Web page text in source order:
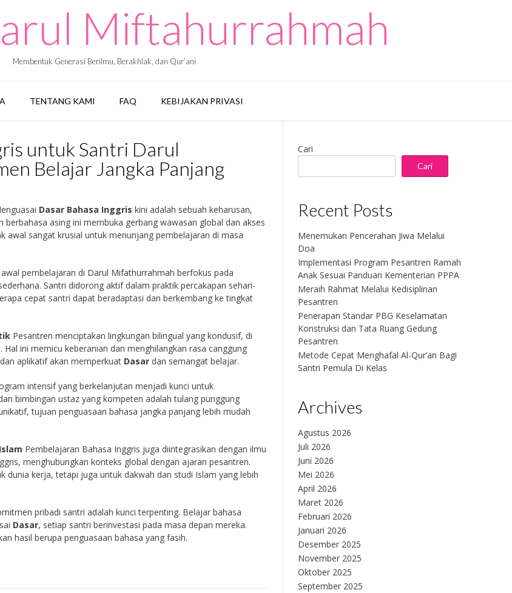
Miftahurrahmah
Membentuk Generasi Berilmu, Berakhlak, dan Qur’ani
TENTANG KAMI FAQ KEBIJAKAN PRIVASI
untuk Santri Darul
Belajar Jangka Panjang
Dasar Bahasa Inggris kini adalah sebuah keharusan,
berbahasa asing ini membuka gerbang wawasan global dan akses
awal sangat krusial untuk menunjang pembelajaran di masa
pembelajaran di Darul Mifathurrahmah berfokus pada
Santri didorong aktif dalam praktik percakapan sehari-
cepat santri dapat beradaptasi dan berkembang ke tingkat
Pesantren menciptakan lingkungan bilingual yang kondusif, di
ini memicu keberanian dan menghilangkan rasa canggung
aplikatif akan memperkuat Dasar dan semangat belajar.
intensif yang berkelanjutan menjadi kunci untuk
bimbingan ustaz yang kompeten adalah tulang punggung
tujuan penguasaan bahasa jangka panjang lebih mudah
Pembelajaran Bahasa Inggris juga diintegrasikan dengan ilmu
menghubungkan konteks global dengan ajaran pesantren.
dunia kerja, tetapi juga untuk dakwah dan studi Islam yang lebih
pribadi santri adalah kunci terpenting. Belajar bahasa
Dasar, setiap santri berinvestasi pada masa depan mereka.
hasil berupa penguasaan bahasa yang fasih.
Cari
Cari
Recent Posts
Menemukan Pencerahan Jiwa Melalui
Doa
Implementasi Program Pesantren Ramah
Anak Sesuai Panduan Kementerian PPPA
Meraih Rahmat Melalui Kedisiplinan
Pesantren
Penerapan Standar PBG Keselamatan
Konstruksi dan Tata Ruang Gedung
Pesantren
Metode Cepat Menghafal Al-Qur’an Bagi
Santri Pemula Di Kelas
Archives
Agustus 2026
Juli 2026
Juni 2026
Mei 2026
April 2026
Maret 2026
Februari 2026
Januari 2026
Desember 2025
November 2025
Oktober 2025
September 2025